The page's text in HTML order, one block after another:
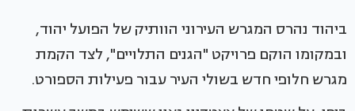
ביהוד נהרס המגרש העירוני הוותיק של הפועל יהוד,
ובמקומו הוקם פרויקט "הגנים התלויים", לצד הקמת
מגרש חלופי חדש בשולי העיר עבור פעילות הספורט.